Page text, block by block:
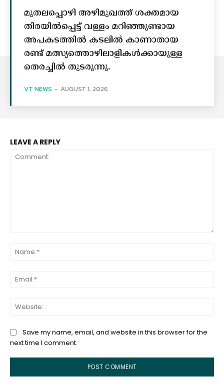
മുതലപ്പൊഴി അഴിമുഖത്ത് ശക്തമായ
തിരയിൽപ്പെട്ട് വള്ളം മറിഞ്ഞുണ്ടായ
അപകടത്തിൽ കടലിൽ കാണാതായ
രണ്ട് മത്സ്യത്തൊഴിലാളികൾക്കായുള്ള
തെരച്ചിൽ തുടരുന്നു.
VT NEWS - AUGUST 1, 2026
LEAVE A REPLY
Save my name, email, and website in this browser for the
next time I comment.